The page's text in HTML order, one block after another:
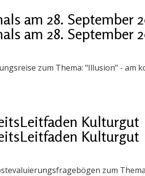
am 28. September
am 28. September
zum Thema: "Illusion" - am
Kulturgut
Kulturgut
zum